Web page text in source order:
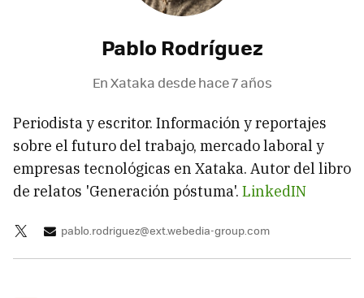
Pablo Rodríguez
En Xataka desdehace 7 años
Periodista y escritor. Información y reportajes
sobre el futuro del trabajo, mercado laboral y
empresas tecnológicas en Xataka. Autor del libro
de relatos 'Generación póstuma'. LinkedIN
pablo.rodriguez@ext.webedia-group.com